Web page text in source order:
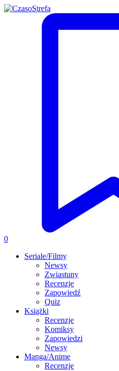
0
Seriale/Filmy
Newsy
Zwiastuny
Recenzje
Zapowiedź
Quiz
Książki
Recenzje
Komiksy
Zapowiedzi
Newsy
Manga/Anime
Recenzje